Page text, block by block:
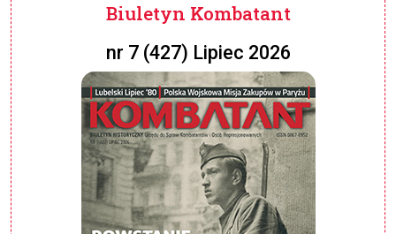
Biuletyn Kombatant
nr 7 (427) Lipiec 2026